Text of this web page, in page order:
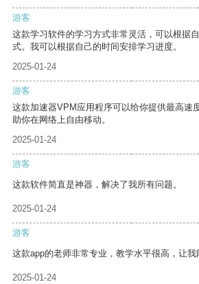
游客
这款学习软件的学习方式非常灵活，可以根据
式。我可以根据自己的时间安排学习进度。
2025-01-24
游客
这款加速器VPM应用程序可以给你提供最高速
助你在网络上自由移动。
2025-01-24
游客
这款软件简直是神器，解决了我所有问题。
2025-01-24
游客
这款app的老师非常专业，教学水平很高，让我
2025-01-24